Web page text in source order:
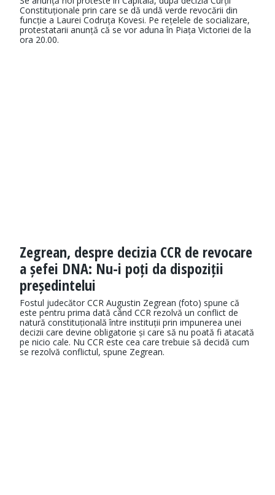
Constituționale prin care se dă undă verde revocării din
funcție a Laurei Codruța Kovesi. Pe rețelele de socializare,
protestatarii anunță că se vor aduna în Piața Victoriei de la
ora 20.00.
Zegrean, despre decizia CCR de revocare
a șefei DNA: Nu-i poți da dispoziții
președintelui
Fostul judecător CCR Augustin Zegrean (foto) spune că
este pentru prima dată când CCR rezolvă un conflict de
natură constituțională între instituții prin impunerea unei
decizii care devine obligatorie și care să nu poată fi atacată
pe nicio cale. Nu CCR este cea care trebuie să decidă cum
se rezolvă conflictul, spune Zegrean.